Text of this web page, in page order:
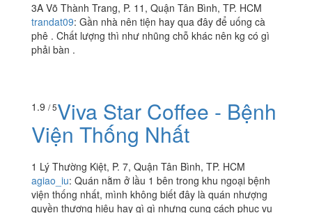
4.7/ 5Viva Star Coffee - Võ
Thành Trang
phải bàn .
1.9/ 5Viva Star Coffee - Bệnh
Viện Thống Nhất